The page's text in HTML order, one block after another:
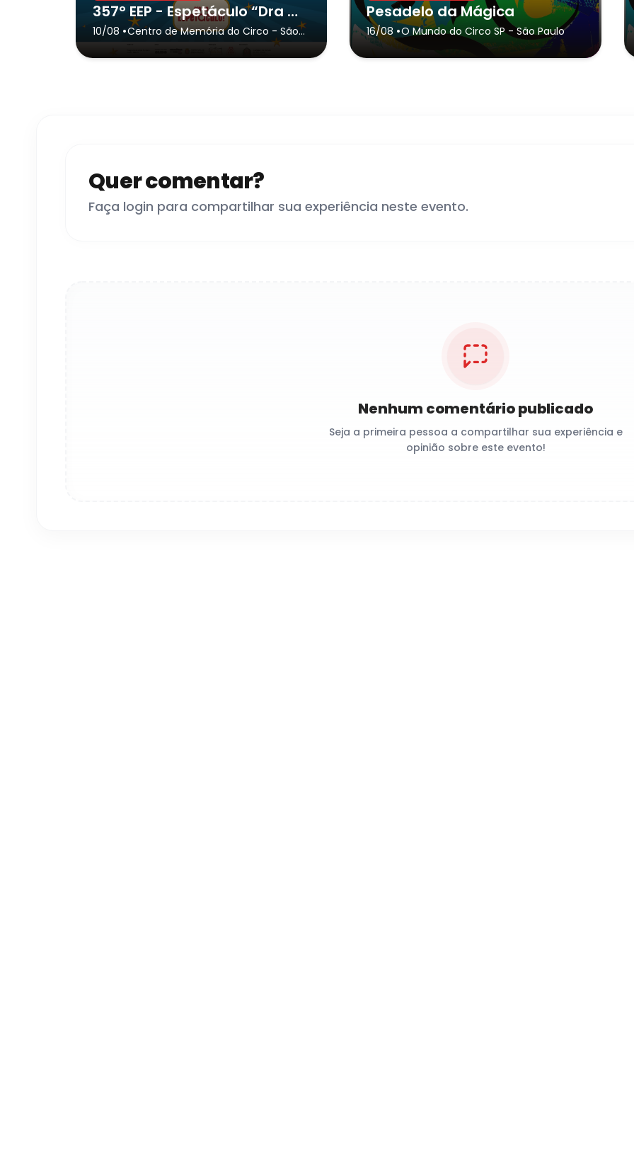
357º EEP - Espetáculo “Dra Dra Pira e a fórmula do humano perfeito”, com Rainhas do Radiador
10/08 •Centro de Memória do Circo - São
Paulo
Pesadelo da Mágica
16/08 •O Mundo do Circo SP- São Paulo
Quer comentar?
Faça login para compartilhar sua experiência neste evento.
Nenhum comentário publicado
Seja a primeira pessoa a compartilhar sua experiência e
opinião sobre este evento!